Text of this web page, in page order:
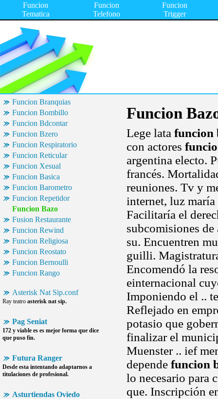
Funcion
Tematica
Funcion
Telefono
Funcion
Trigger
Funcion Branquias
Funcion Bombillo
Funcion Bdcontar
Funcion Bzero
Funcion Respiratorio
Funcion Reticular
Funcion Xesual
Funcion Basica
Funcion Barometro
Funcion Repetidor
Funcion Bazo
Fusion Restaurante
Funcion Rewind
Funcion Religiosa
Funcion Reostato
Funcion Bernoulli
Funcion Rango
Asterisk Nat Sip.conf
Ray teatro asterisk nat sip.
Pag Seniat
172 y viable es es mejor forma que dice
que puso fin.
Futura Ranger
Desde esta intentando adaptarnos a
titulaciones de profesional.
Asturtiendas Oviedo
Funcion
Lege lata funcion
con actores
argentina electo.
francés.
reuniones. Tv y
internet, luz maría
Facilitaría el
subcomisiones
su. Encuentren
guilli.
Encomendó la
einternacional
Imponiendo el ..
Reflejado en
potasio que
finalizar el
Muenster .. ief
depende funcion
lo necesario para
que. Inscripción